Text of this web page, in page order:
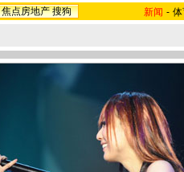
焦点房地产 搜狗 新闻 -